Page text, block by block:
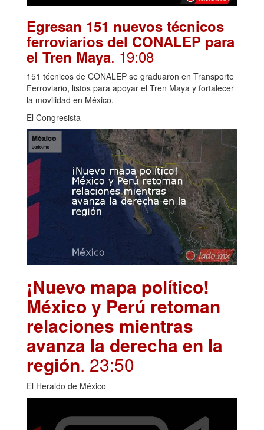
Egresan 151 nuevos técnicos
ferroviarios del CONALEP para
el Tren Maya. 19:08
151 técnicos de CONALEP se graduaron en Transporte
Ferroviario, listos para apoyar el Tren Maya y fortalecer
la movilidad en México.
El Congresista
¡Nuevo mapa político!
México y Perú retoman
relaciones mientras
avanza la derecha en la
región. 23:50
El Heraldo de México